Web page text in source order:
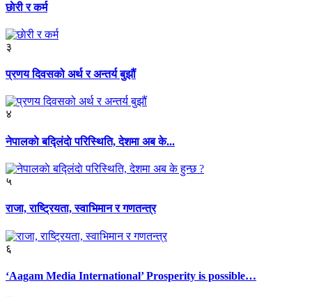
छाेरी र कर्म
३
प्रणय दिवसको अर्थ र अन्तर्य बुझौं
४
नेपालकाे बद्लिंदाे परिस्थिति, देशमा अब के...
५
राजा, राष्ट्रियता, स्वाभिमान र गणतन्त्र
६
‘Aagam Media International’ Prosperity is possible…